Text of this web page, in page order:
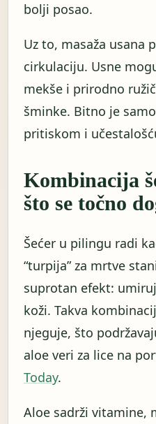
bolji posao.
Uz to, masaža usana
cirkulaciju. Usne
mekše i prirodno
šminke. Bitno je
pritiskom i
Kombinacija
što se točno
Šećer u pilingu radi
“turpija” za mrtve
suprotan efekt:
koži. Takva
njeguje, što
aloe veri za lice na
Today.
Aloe sadrži vitamine,